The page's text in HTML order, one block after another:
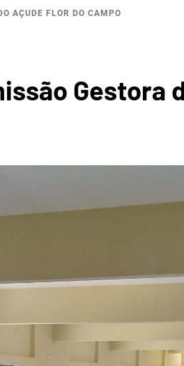
AÇUDE FLOR DO CAMPO
Gestora